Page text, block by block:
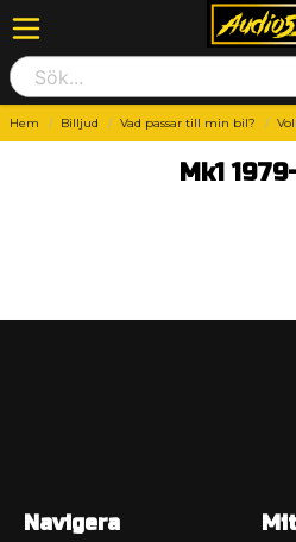
Hem Billjud Vad passar till min bil?
Mk1
Navigera